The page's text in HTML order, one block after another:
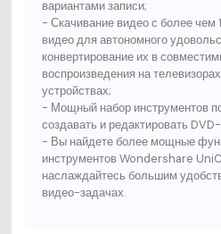
вариантами записи;
- Скачивание видео с более
видео для автономного
конвертирование их в
воспроизведения на
устройствах;
- Мощный набор инструментов
создавать и редактировать
- Вы найдете более мощные
инструментов Wondershare
наслаждайтесь большим
видео-задачах.